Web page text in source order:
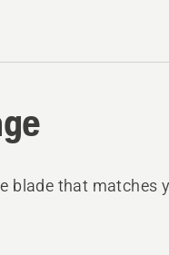
blade that matches